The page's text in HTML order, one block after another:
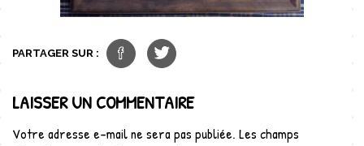
PARTAGER SUR :
LAISSER UN COMMENTAIRE
Votre adresse e-mail ne sera pas publiée. Les champs